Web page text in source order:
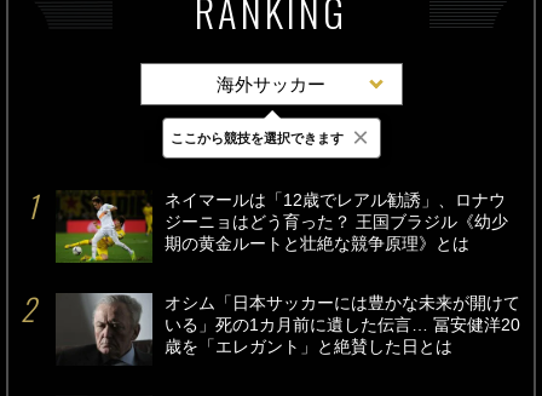
海外サッカー
最新 24時間 週間
ネイマールは「12歳でレアル勧誘」、ロナウ
ジーニョはどう育った？ 王国ブラジル《幼少
期の黄金ルートと壮絶な競争原理》とは
オシム「日本サッカーには豊かな未来が開けて
いる」死の1カ月前に遺した伝言… 冨安健洋20
歳を「エレガント」と絶賛した日とは
ここから競技を選択できます ×